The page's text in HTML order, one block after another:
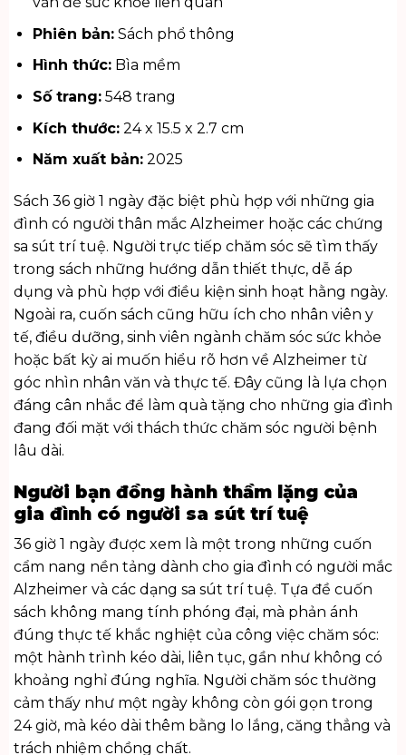
Phiên bản:Sách phổ thông
Hình thức:Bìa mềm
Số trang:548 trang
Kích thước:24 x 15.5 x 2.7 cm
Năm xuất bản:2025
Sách 36 giờ 1 ngày đặc biệt phù hợp với những gia
đình có người thân mắc Alzheimer hoặc các chứng
sa sút trí tuệ. Người trực tiếp chăm sóc sẽ tìm thấy
trong sách những hướng dẫn thiết thực, dễ áp
dụng và phù hợp với điều kiện sinh hoạt hằng ngày.
Ngoài ra, cuốn sách cũng hữu ích cho nhân viên y
tế, điều dưỡng, sinh viên ngành chăm sóc sức khỏe
hoặc bất kỳ ai muốn hiểu rõ hơn về Alzheimer từ
góc nhìn nhân văn và thực tế. Đây cũng là lựa chọn
đáng cân nhắc để làm quà tặng cho những gia đình
đang đối mặt với thách thức chăm sóc người bệnh
lâu dài.
Người bạn đồng hành thầm lặng của
gia đình có người sa sút trí tuệ
36 giờ 1 ngày được xem là một trong những cuốn
cẩm nang nền tảng dành cho gia đình có người mắc
Alzheimer và các dạng sa sút trí tuệ. Tựa đề cuốn
sách không mang tính phóng đại, mà phản ánh
đúng thực tế khắc nghiệt của công việc chăm sóc:
một hành trình kéo dài, liên tục, gần như không có
khoảng nghỉ đúng nghĩa. Người chăm sóc thường
cảm thấy như một ngày không còn gói gọn trong
24 giờ, mà kéo dài thêm bằng lo lắng, căng thẳng và
trách nhiệm chồng chất.